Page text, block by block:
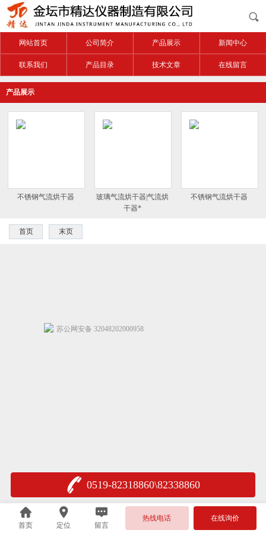
网站首页 公司简介 产品展示 新闻中心
联系我们 产品目录 技术文章 在线留言
产品展示
不锈钢气流烘干器
玻璃气流烘干器|气流烘
干器*
不锈钢气流烘干器
首页 末页
0519-82318860\82338860
首页 定位 留言
热线电话 在线询价
苏公网安备 32048202000958